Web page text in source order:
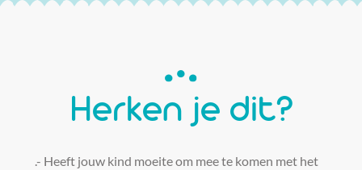
Herken je dit?
.- Heeft jouw kind moeite om mee te komen met het